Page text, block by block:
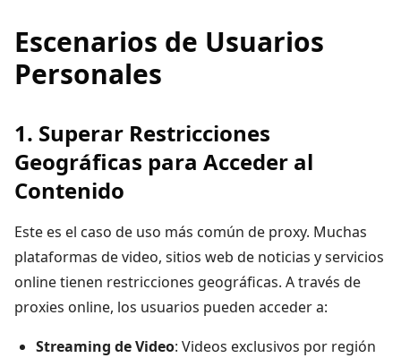
Escenarios de Usuarios
Personales
1. Superar Restricciones
Geográficas para Acceder al
Contenido
Este es el caso de uso más común de proxy. Muchas
plataformas de video, sitios web de noticias y servicios
online tienen restricciones geográficas. A través de
proxies online, los usuarios pueden acceder a:
Streaming de Video: Videos exclusivos por región